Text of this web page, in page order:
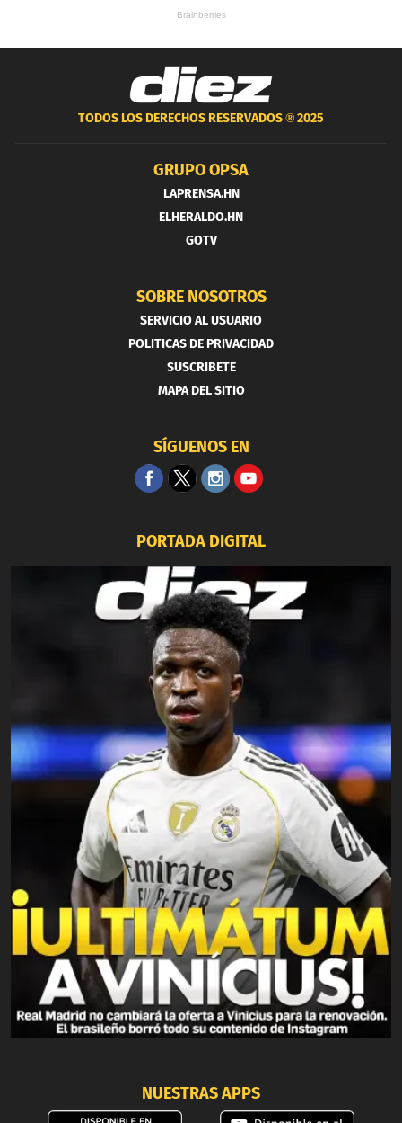
TODOS LOS DERECHOS RESERVADOS ®2025
GRUPO OPSA
LAPRENSA.HN
ELHERALDO.HN
GOTV
SOBRE NOSOTROS
SERVICIO AL USUARIO
POLITICAS DE PRIVACIDAD
SUSCRIBETE
MAPA DEL SITIO
SÍGUENOS EN
PORTADA DIGITAL
NUESTRAS APPS